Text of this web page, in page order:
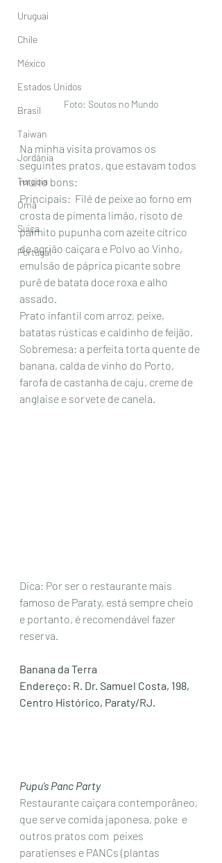
Uruguai
Chile
México
Estados Unidos
Brasil
Taiwan
Jordânia
Turquia
Omã
Suiça
Portugal
Foto: Soutos no Mundo
Na minha visita provamos os
seguintes pratos, que estavam todos
muito bons:
Principais:  Filé de peixe ao forno em
crosta de pimenta limão, risoto de
palmito pupunha com azeite cítrico
de agrião caiçara e Polvo ao Vinho,
emulsão de páprica picante sobre
purê de batata doce roxa e alho
assado.
Prato infantil com arroz, peixe,
batatas rústicas e caldinho de feijão.
Sobremesa: a perfeita torta quente de
banana, calda de vinho do Porto,
farofa de castanha de caju, creme de
anglaise e sorvete de canela.
Dica: Por ser o restaurante mais
famoso de Paraty, está sempre cheio
e portanto, é recomendável fazer
reserva.
Banana da Terra
Endereço: R. Dr. Samuel Costa, 198,
Centro Histórico, Paraty/RJ.
Pupu’s Panc Party
Restaurante caiçara contemporâneo,
que serve comida japonesa, poke  e
outros pratos com  peixes
paratienses e PANCs (plantas